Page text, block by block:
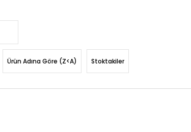
Ürün Adına Göre (Z<A) Stoktakiler